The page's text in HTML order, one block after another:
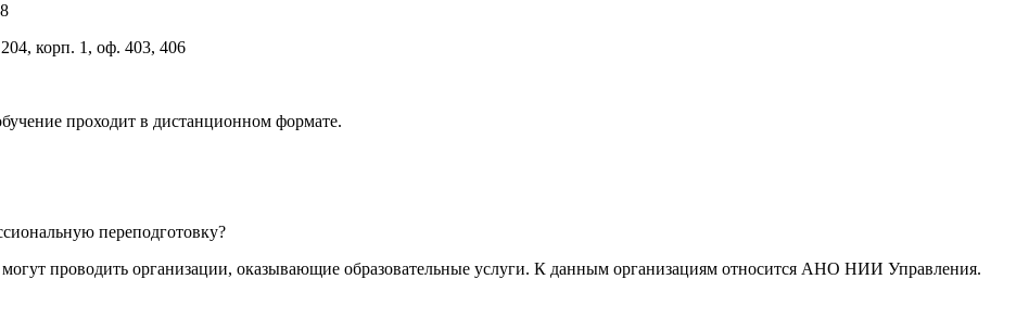
корп. 1, оф. 403, 406
проходит в дистанционном формате.
переподготовку?
проводить организации, оказывающие образовательные услуги. К данным организациям относится АНО НИИ Управления.